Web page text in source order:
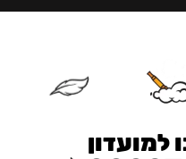
למועדון